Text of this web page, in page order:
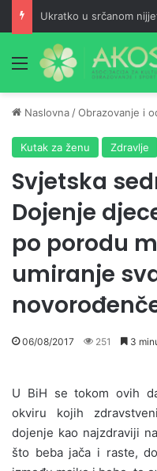
Ukratko u srčanom
Meni
Naslovna /Obrazovanje i
Kutak za ženu Zdravlje
Svjetska
Dojenje
po porodu
umiranje
06/08/2017 251 3
U BiH se tokom ovih
okviru kojih
dojenje kao najzdraviji
što beba jača i raste,